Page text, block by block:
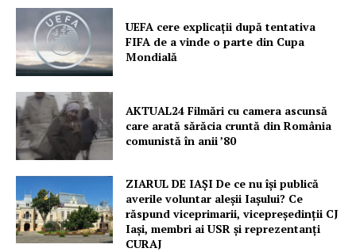
Rețea
Contact
UEFA cere explicații după tentativa
FIFA de a vinde o parte din Cupa
Mondială
AKTUAL24 Filmări cu camera ascunsă
care arată sărăcia cruntă din România
comunistă în anii ’80
ZIARUL DE IAȘI De ce nu își publică
averile voluntar aleșii Iașului? Ce
răspund viceprimarii, vicepreședinții CJ
Iași, membri ai USR și reprezentanți
CURAJ